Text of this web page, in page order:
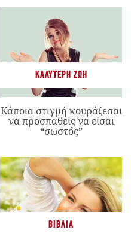
ΚΑΛΎΤΕΡΗ ΖΩΉ
Κάποια στιγμή κουράζεσαι
να προσπαθείς να είσαι
“σωστός”
ΒΙΒΛΊΑ